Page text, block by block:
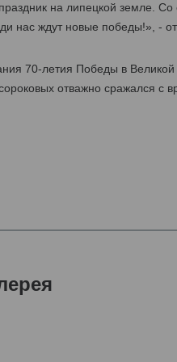
на липецкой земле.
нас ждут новые победы!», -
70-летия Победы в Великой
отважно сражался с